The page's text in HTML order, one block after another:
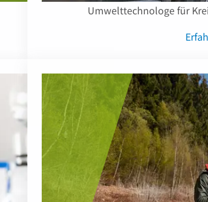
Umwelttechnologe für